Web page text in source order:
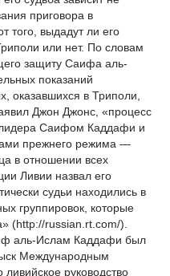
приговора в
того, выдадут ли его
или нет. По словам
защиту Саифа аль-
показаний
оказавшихся в Триполи,
Джон Джонс, «процесс
Саифом Каддафи и
прежнего режима —
в отношении всех
Ливии назвал его
судьи находились в
группировок, которые
(http://russian.rt.com/).
аль-Ислам Каддафи был
Международным
руководство